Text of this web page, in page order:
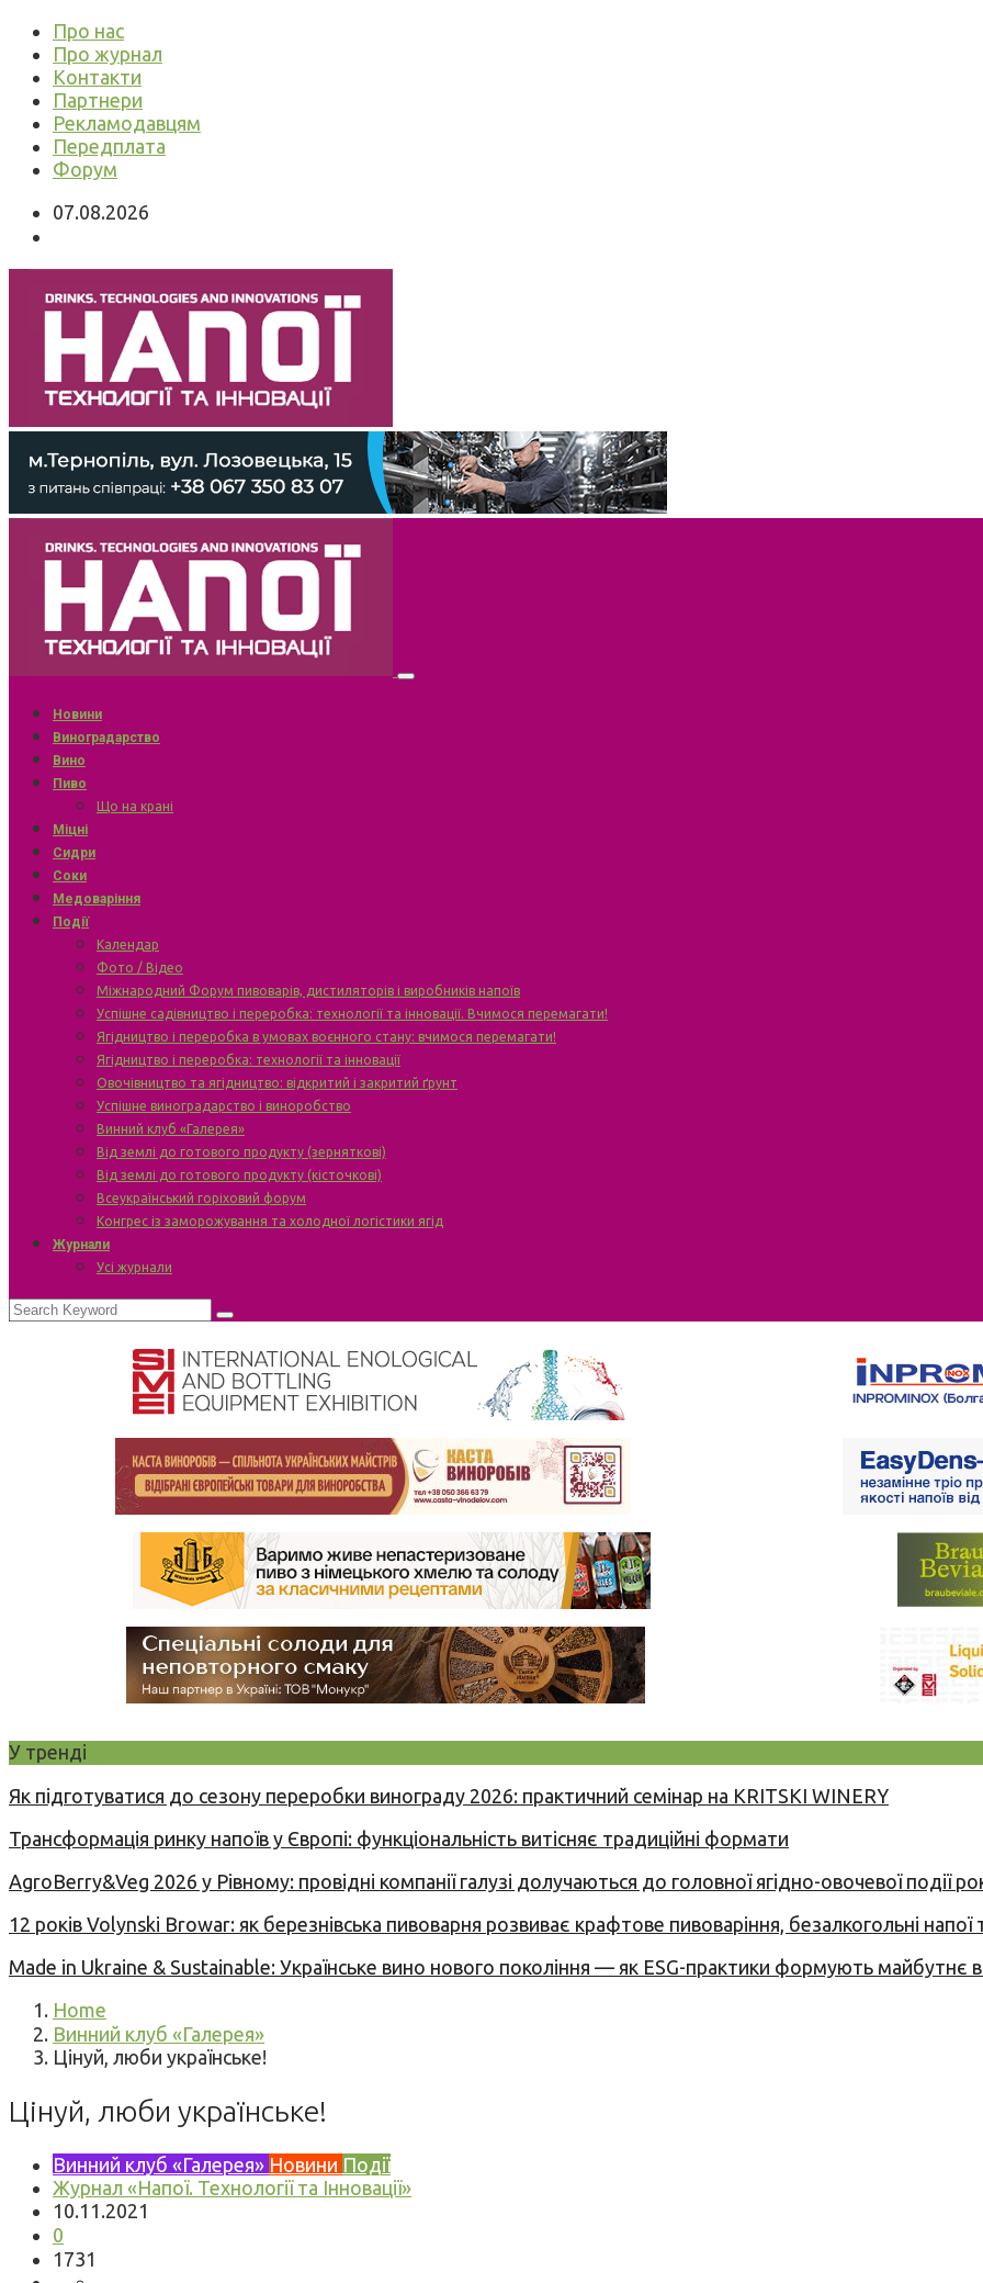
Про нас
Про журнал
Контакти
Партнери
Рекламодавцям
Передплата
Форум
07.08.2026
Новини
Виноградарство
Вино
Пиво
Що на крані
Міцні
Сидри
Соки
Медоваріння
Події
Календар
Фото / Відео
Міжнародний Форум пивоварів, дистиляторів і виробників напоїв
Успішне садівництво і переробка: технології та інновації. Вчимося перемагати!
Ягідництво і переробка в умовах воєнного стану: вчимося перемагати!
Ягідництво і переробка: технології та інновації
Овочівництво та ягідництво: відкритий і закритий ґрунт
Успішне виноградарство і виноробство
Винний клуб «Галерея»
Від землі до готового продукту (зерняткові)
Від землі до готового продукту (кісточкові)
Всеукраїнський горіховий форум
Конгрес із заморожування та холодної логістики ягід
Журнали
Усі журнали
У тренді
Як підготуватися до сезону переробки винограду 2026: практичний семінар на KRITSKI WINERY
Трансформація ринку напоїв у Європі: функціональність витісняє традиційні формати
AgroBerry&Veg 2026 у Рівному: провідні компанії галузі долучаються до головної ягідно-овочевої події
12 років Volynski Browar: як березнівська пивоварня розвиває крафтове пивоваріння, безалкогольні напої
Made in Ukraine & Sustainable: Українське вино нового покоління — як ESG-практики формують майбутнє
Home
Винний клуб «Галерея»
Цінуй, люби українське!
Цінуй, люби українське!
Винний клуб «Галерея» Новини Події
Журнал «Напої. Технології та Інновації»
10.11.2021
0
1731